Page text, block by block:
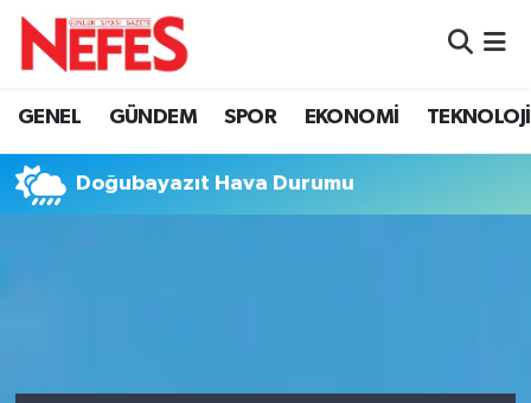
GENEL GÜNDEM SPOR EKONOMİ TEKNOLOJİ
Doğubayazıt Hava Durumu
Hava Durumu
Namaz Vakitleri
Tüm Manşetler